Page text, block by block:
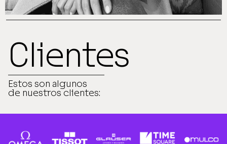
Clientes
Estos son algunos
de nuestros clientes: